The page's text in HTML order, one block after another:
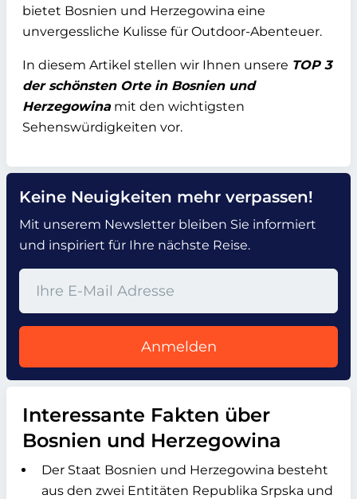
bietet Bosnien und Herzegowina eine
unvergessliche Kulisse für Outdoor-Abenteuer.
In diesem Artikel stellen wir Ihnen unsere TOP 3
der schönsten Orte in Bosnien und
Herzegowinamit den wichtigsten
Sehenswürdigkeiten vor.
Keine Neuigkeiten mehr verpassen!
Mit unserem Newsletter bleiben Sie informiert
und inspiriert für Ihre nächste Reise.
Anmelden
Interessante Fakten über
Bosnien und Herzegowina
Der Staat Bosnien und Herzegowina besteht
aus den zwei Entitäten Republika Srpska und